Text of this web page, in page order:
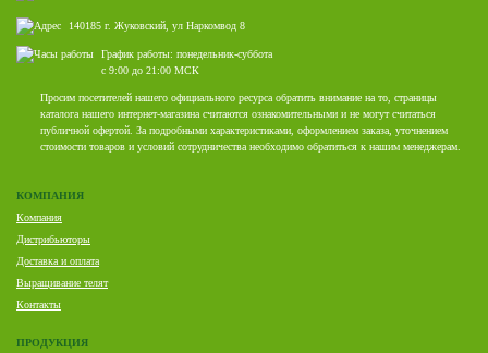
140185 г. Жуковский, ул Наркомвод 8
График работы: понедельник-суббота
с 9:00 до 21:00 МСК
Просим посетителей нашего официального ресурса обратить внимание на то, страницы
каталога нашего интернет-магазина считаются ознакомительными и не могут считаться
публичной офертой. За подробными характеристиками, оформлением заказа, уточнением
стоимости товаров и условий сотрудничества необходимо обратиться к нашим менеджерам.
КОМПАНИЯ
Компания
Дистрибьюторы
Доставка и оплата
Выращивание телят
Контакты
ПРОДУКЦИЯ